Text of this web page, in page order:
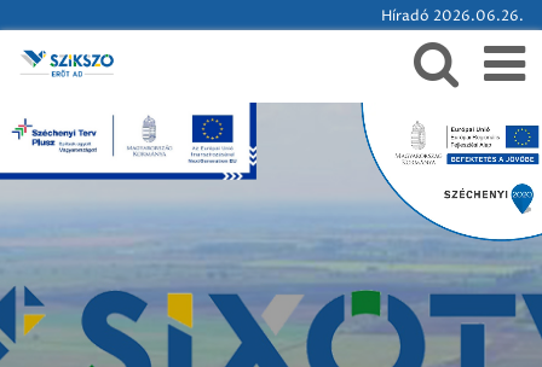
Híradó 2026.06.26.